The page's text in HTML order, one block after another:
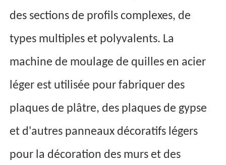
des sections de profils complexes, de
types multiples et polyvalents. La
machine de moulage de quilles en acier
léger est utilisée pour fabriquer des
plaques de plâtre, des plaques de gypse
et d'autres panneaux décoratifs légers
pour la décoration des murs et des